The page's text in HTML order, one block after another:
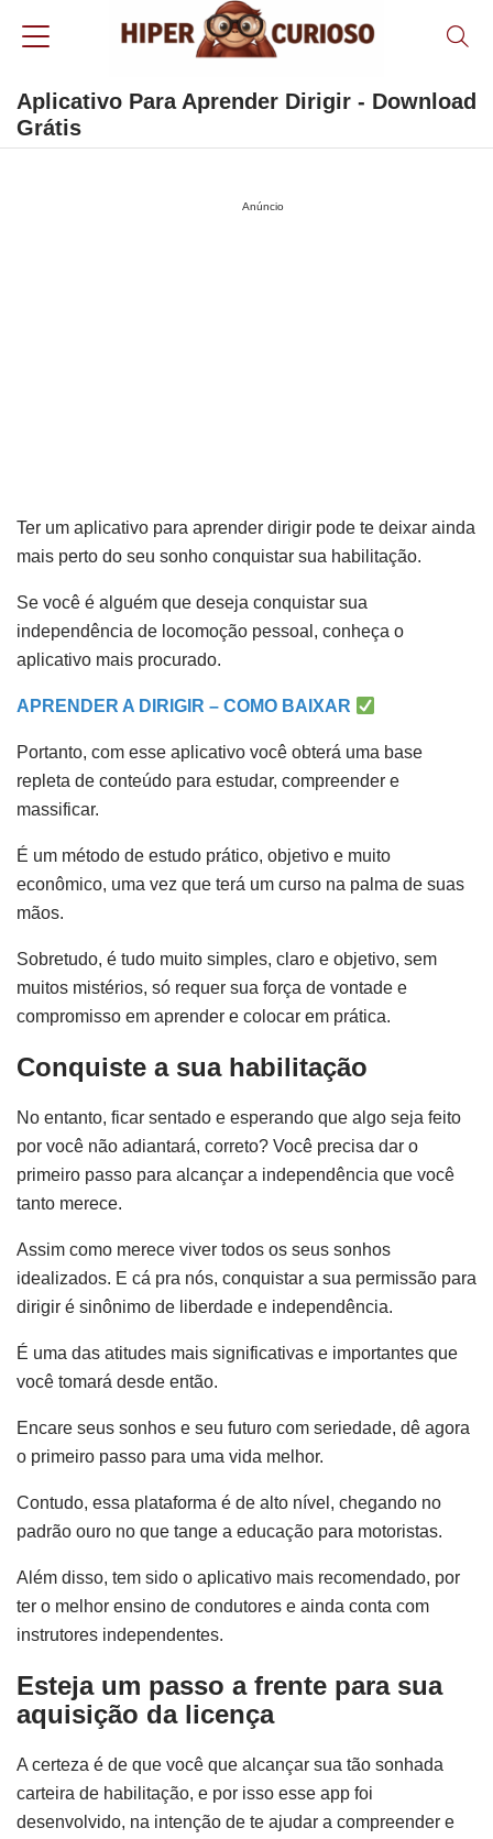
Aplicativo Para Aprender Dirigir - Download
Grátis
Anúncio
Ter um aplicativo para aprender dirigir pode te deixar ainda
mais perto do seu sonho conquistar sua habilitação.
Se você é alguém que deseja conquistar sua
independência de locomoção pessoal, conheça o
aplicativo mais procurado.
APRENDER A DIRIGIR – COMO BAIXAR
Portanto, com esse aplicativo você obterá uma base
repleta de conteúdo para estudar, compreender e
massificar.
É um método de estudo prático, objetivo e muito
econômico, uma vez que terá um curso na palma de suas
mãos.
Sobretudo, é tudo muito simples, claro e objetivo, sem
muitos mistérios, só requer sua força de vontade e
compromisso em aprender e colocar em prática.
Conquiste a sua habilitação
No entanto, ficar sentado e esperando que algo seja feito
por você não adiantará, correto? Você precisa dar o
primeiro passo para alcançar a independência que você
tanto merece.
Assim como merece viver todos os seus sonhos
idealizados. E cá pra nós, conquistar a sua permissão para
dirigir é sinônimo de liberdade e independência.
É uma das atitudes mais significativas e importantes que
você tomará desde então.
Encare seus sonhos e seu futuro com seriedade, dê agora
o primeiro passo para uma vida melhor.
Contudo, essa plataforma é de alto nível, chegando no
padrão ouro no que tange a educação para motoristas.
Além disso, tem sido o aplicativo mais recomendado, por
ter o melhor ensino de condutores e ainda conta com
instrutores independentes.
Esteja um passo a frente para sua
aquisição da licença
A certeza é de que você que alcançar sua tão sonhada
carteira de habilitação, e por isso esse app foi
desenvolvido, na intenção de te ajudar a compreender e